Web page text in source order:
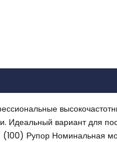
Идеальный вариант для
Рупор Номинальная